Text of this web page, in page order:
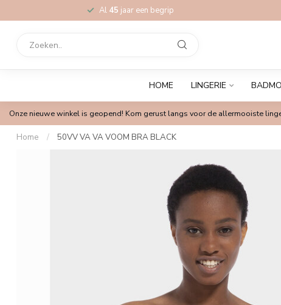
Al 45 jaar een begrip
HOME LINGERIE
Onze nieuwe winkel is geopend! Kom gerust langs voor de allermooiste
Home / 50VV VA VA VOOM BRA BLACK